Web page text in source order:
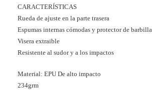
CARACTERÍSTICAS
Rueda de ajuste en la parte trasera
Espumas internas cómodas y protector de barbilla
Visera extraible
Resistente al sudor y a los impactos
Material: EPU De alto impacto
234grm